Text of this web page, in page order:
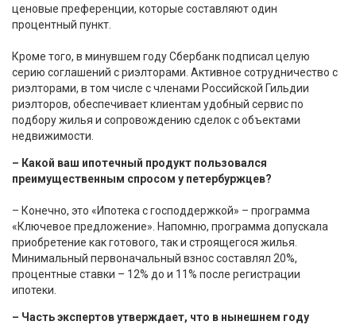
ценовые преференции, которые составляют один
процентный пункт.
Кроме того, в минувшем году Сбербанк подписал целую
серию соглашений с риэлторами. Активное сотрудничество с
риэлторами, в том числе с членами Российской Гильдии
риэлторов, обеспечивает клиентам удобный сервис по
подбору жилья и сопровождению сделок с объектами
недвижимости.
– Какой ваш ипотечный продукт пользовался
преимущественным спросом у петербуржцев?
– Конечно, это «Ипотека с господдержкой» – программа
«Ключевое предложение». Напомню, программа допускала
приобретение как готового, так и строящегося жилья.
Минимальный первоначальный взнос составлял 20%,
процентные ставки – 12% до и 11% после регистрации
ипотеки.
– Часть экспертов утверждает, что в нынешнем году